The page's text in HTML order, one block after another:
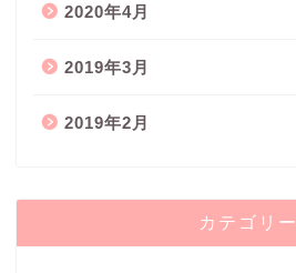
2020年4月
2019年3月
2019年2月
カテゴリー